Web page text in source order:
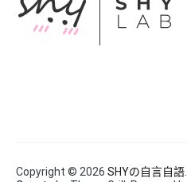
Copyright © 2026 SHYの自言自語